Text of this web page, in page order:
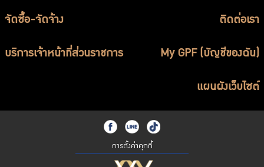
จัดซื้อ-จัดจ้าง ติดต่อเรา
บริการเจ้าหน้าที่ส่วนราชการ My GPF (บัญชีของฉัน)
แผนผังเว็บไซต์
การตั้งค่าคุกกี้